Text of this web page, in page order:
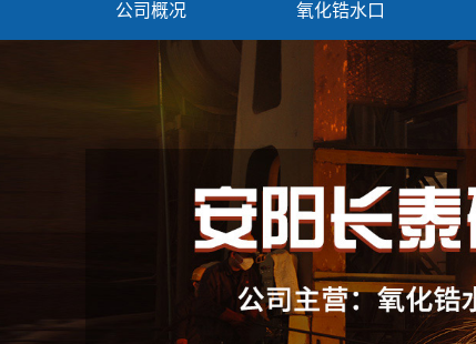
公司概况 氧化锆水口